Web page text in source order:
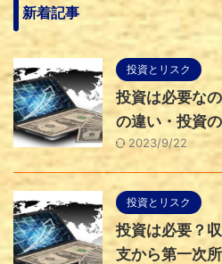
新着記事
投資とリスク
投資は必要な
の違い・投資
2023/9/22
投資とリスク
投資は必要？
支から第一次